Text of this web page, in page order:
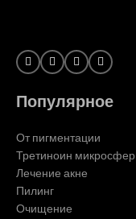
Популярное
От пигментации
Третиноин микросфер
Лечение акне
Пилинг
Очищение